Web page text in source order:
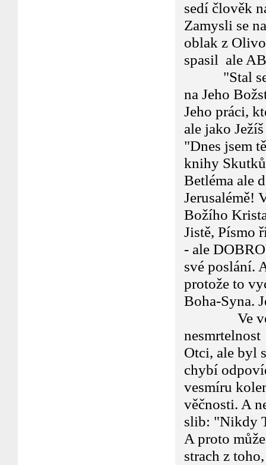
sedí člověk
Zamysli se
oblak z
spasil ale
"Stal se o
na Jeho
Jeho práci,
ale jako
"Dnes jsem
knihy
Betléma ale
Jerusalémě!
Božího
Jistě, Písmo
- ale
své poslání.
protože to
Boha-Syna.
Ve
nesmrtelnost
Otci, ale byl
chybí
vesmíru
věčnosti. A
slib: "Nikdy
A proto
strach z